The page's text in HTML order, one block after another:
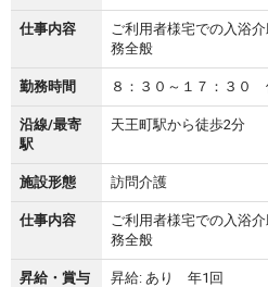
仕事内容
ご利用者様宅での入浴
務全般
勤務時間 ８：３０～１７：３０
沿線/最寄
駅
天王町駅から徒歩2分
施設形態 訪問介護
仕事内容
ご利用者様宅での入浴
務全般
昇給・賞与
昇給: あり 年1回